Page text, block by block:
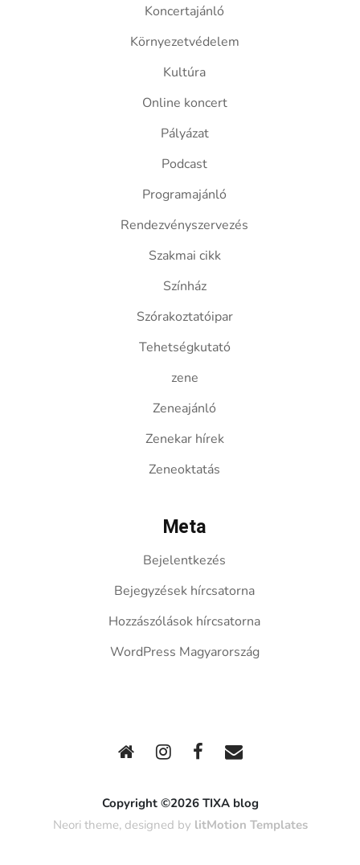
Koncertajánló
Környezetvédelem
Kultúra
Online koncert
Pályázat
Podcast
Programajánló
Rendezvényszervezés
Szakmai cikk
Színház
Szórakoztatóipar
Tehetségkutató
zene
Zeneajánló
Zenekar hírek
Zeneoktatás
Meta
Bejelentkezés
Bejegyzések hírcsatorna
Hozzászólások hírcsatorna
WordPress Magyarország
Copyright ©2026 TIXA blog
Neori theme, designed by litMotion Templates